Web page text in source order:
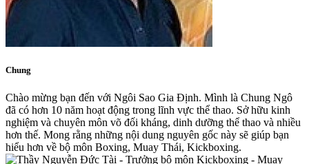
Chung
Chào mừng bạn đến với Ngôi Sao Gia Định. Mình là Chung Ngô
đã có hơn 10 năm hoạt động trong lĩnh vực thể thao. Sở hữu kinh
nghiệm và chuyên môn võ đối kháng, dinh dưỡng thể thao và nhiều
hơn thế. Mong rằng những nội dung nguyên gốc này sẽ giúp bạn
hiểu hơn về bộ môn Boxing, Muay Thái, Kickboxing.